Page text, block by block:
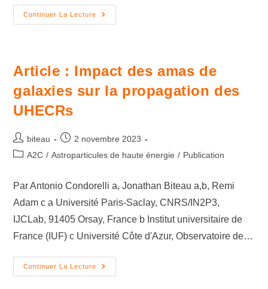
Continuer La Lecture
Article : Impact des amas de
galaxies sur la propagation des
UHECRs
biteau
2 novembre 2023
A2C / Astroparticules de haute énergie / Publication
Par Antonio Condorelli a, Jonathan Biteau a,b, Remi
Adam c a Université Paris-Saclay, CNRS/IN2P3,
IJCLab, 91405 Orsay, France b Institut universitaire de
France (IUF) c Université Côte d'Azur, Observatoire de…
Continuer La Lecture